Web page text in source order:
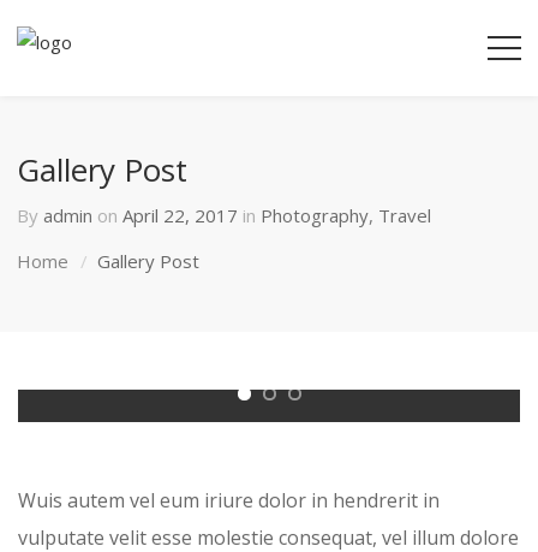
Gallery Post
By admin on April 22, 2017 in Photography, Travel
Home
Gallery Post
Wuis autem vel eum iriure dolor in hendrerit in
vulputate velit esse molestie consequat, vel illum dolore